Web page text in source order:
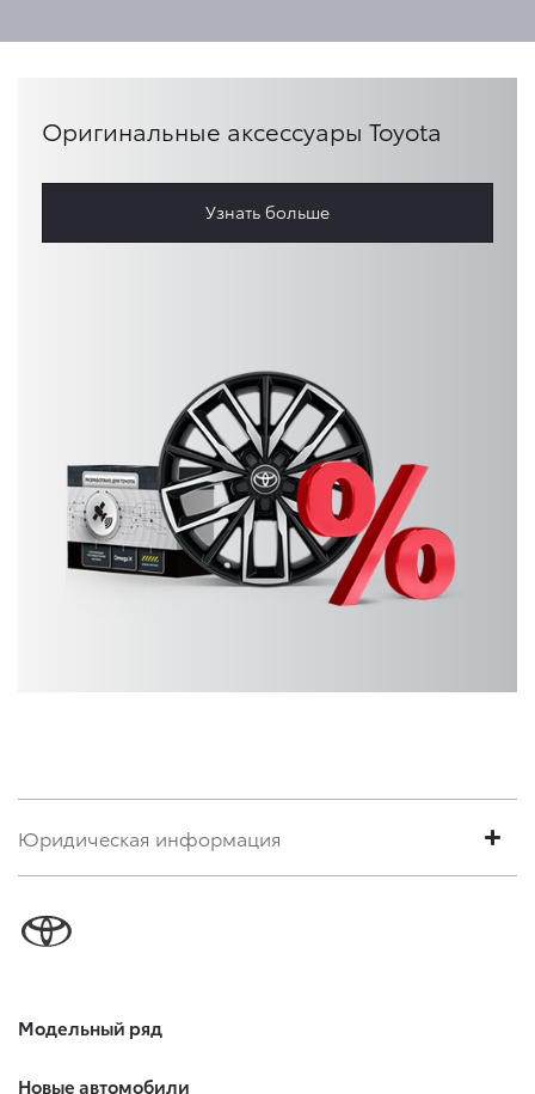
Оригинальные аксессуары Toyota
Узнать больше
Юридическая информация
Модельный ряд
Новые автомобили